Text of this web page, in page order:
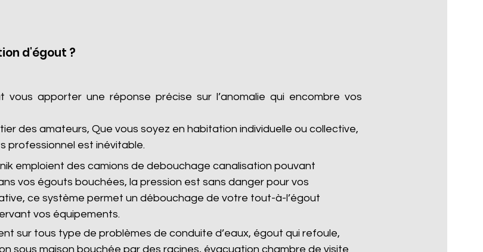
d'égout ?
vous apporter une réponse précise sur l’anomalie qui encombre vos
des amateurs, Que vous soyez en habitation individuelle ou collective,
professionnel est inévitable.
emploient des camions de debouchage canalisation pouvant
vos égouts bouchées, la pression est sans danger pour vos
ce système permet un débouchage de votre tout-à-l’égout
vos équipements.
sur tous type de problèmes de conduite d’eaux, égout qui refoule,
sous maison bouchée par des racines, évacuation chambre de visite